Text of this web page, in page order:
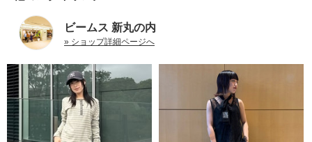
ビームス 新丸の内
» ショップ詳細ページへ